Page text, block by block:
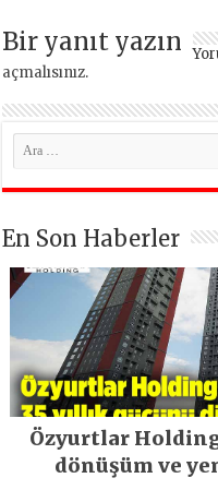
Bir yanıt yazın
açmalısınız.
En Son Haberler
Özyurtlar
dönüşüm ve